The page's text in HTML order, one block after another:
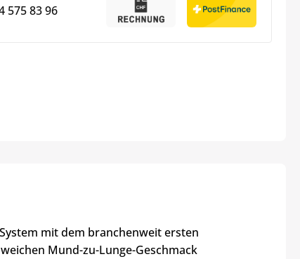
575 83 96
mit dem branchenweit ersten
Mund-zu-Lunge-Geschmack